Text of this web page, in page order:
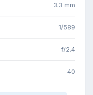
3.3 mm
1/589
f/2.4
40